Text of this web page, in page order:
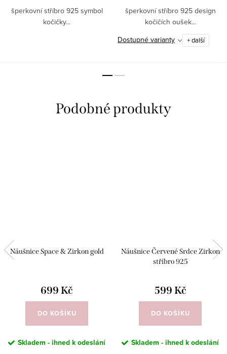
šperkovní stříbro 925 symbol
kočičky...
šperkovní stříbro 925 design
kočičích oušek...
Dostupné varianty
+ další
Náušnice Space & Zirkon gold
699 Kč
DO KOŠÍKU
Skladem - ihned k odeslání
Náušnice Červené Srdce Zirkon
stříbro 925
599 Kč
DO KOŠÍKU
Skladem - ihned k odeslání